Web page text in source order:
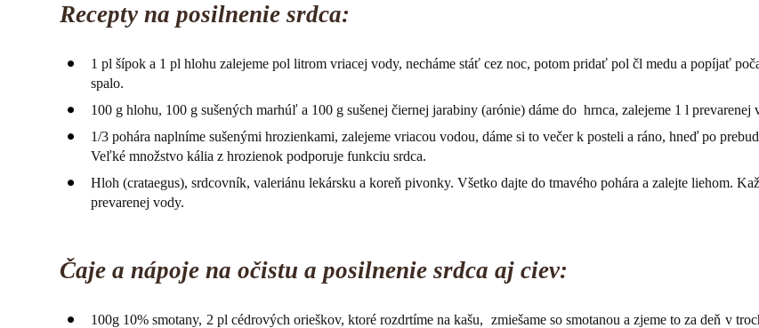
Recepty na posilnenie srdca:
1 pl šípok a 1 pl hlohu zalejeme pol litrom vriacej vody, necháme stáť cez noc, potom pridať pol čl medu a popíjať
spalo.
100 g hlohu, 100 g sušených marhúľ a 100 g sušenej čiernej jarabiny (arónie) dáme do hrnca, zalejeme 1 l
1/3 pohára naplníme sušenými hrozienkami, zalejeme vriacou vodou, dáme si to večer k posteli a ráno, hneď po
Veľké množstvo kália z hrozienok podporuje funkciu srdca.
Hloh (crataegus), srdcovník, valeriánu lekársku a koreň pivonky. Všetko dajte do tmavého pohára a zalejte liehom.
prevarenej vody.
Čaje a nápoje na očistu a posilnenie srdca aj ciev:
100g 10% smotany, 2 pl cédrových orieškov, ktoré rozdrtíme na kašu, zmiešame so smotanou a zjeme to za deň v